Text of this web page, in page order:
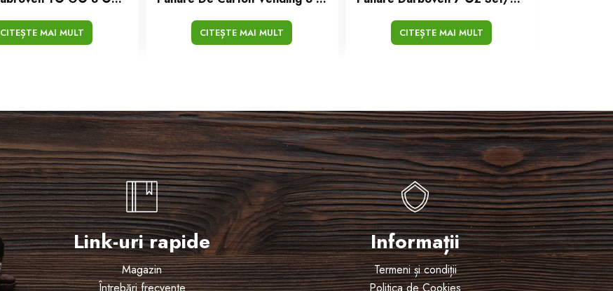
CITEȘTE MAI MULT CITEȘTE MAI MULT CITEȘTE MAI MULT
Link-uri rapide
Magazin
Informații
Termeni și condiții